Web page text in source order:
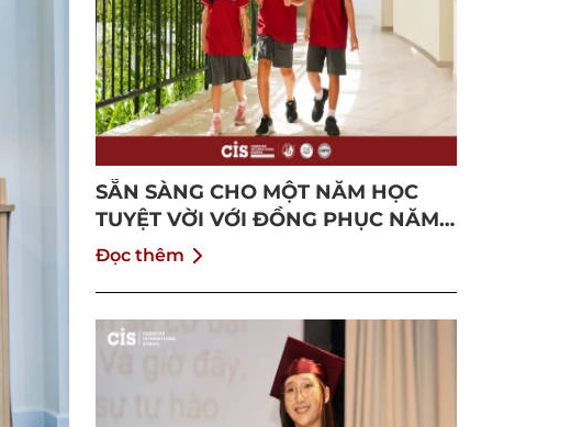
SẴN SÀNG CHO MỘT NĂM HỌC
TUYỆT VỜI VỚI ĐỒNG PHỤC NĂM
HỌC 2024 - 2025 !
Đọc thêm